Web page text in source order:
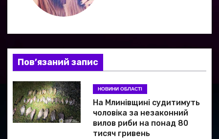
я
з
а
п
и
Пов’язаний запис
НОВИНИ ОБЛАСТІ
На Млинівщині судитимуть
чоловіка за незаконний
вилов риби на понад 80
тисяч гривень